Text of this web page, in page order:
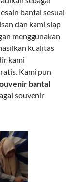
bantal sesuai
dan kami siap
menggunakan
kualitas
kami
Kami pun
bantal
souvenir